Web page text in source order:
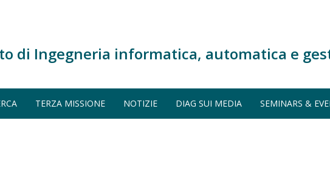
di Ingegneria informatica, automatica e
TERZA MISSIONE NOTIZIE DIAG SUI MEDIA SEMINARS &